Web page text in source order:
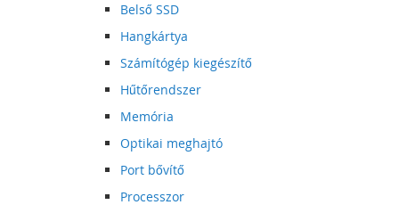
Belső SSD
Hangkártya
Számítógép kiegészítő
Hűtőrendszer
Memória
Optikai meghajtó
Port bővítő
Processzor